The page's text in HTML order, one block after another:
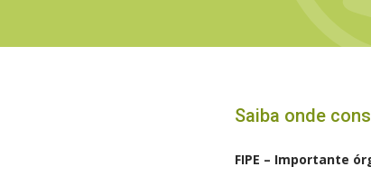
Saiba onde
FIPE – Importante